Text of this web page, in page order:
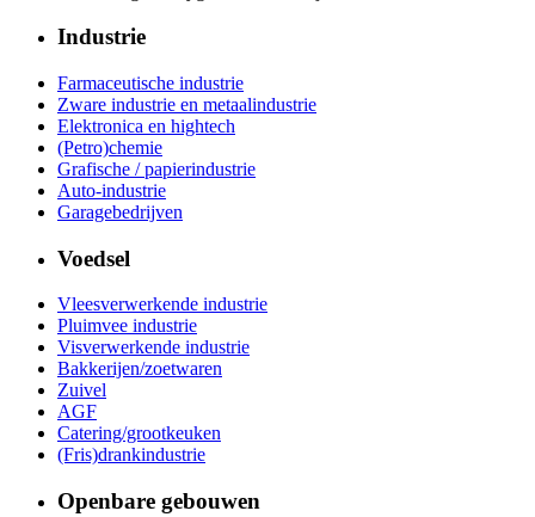
Industrie
Farmaceutische industrie
Zware industrie en metaalindustrie
Elektronica en hightech
(Petro)chemie
Grafische / papierindustrie
Auto-industrie
Garagebedrijven
Voedsel
Vleesverwerkende industrie
Pluimvee industrie
Visverwerkende industrie
Bakkerijen/zoetwaren
Zuivel
AGF
Catering/grootkeuken
(Fris)drankindustrie
Openbare gebouwen